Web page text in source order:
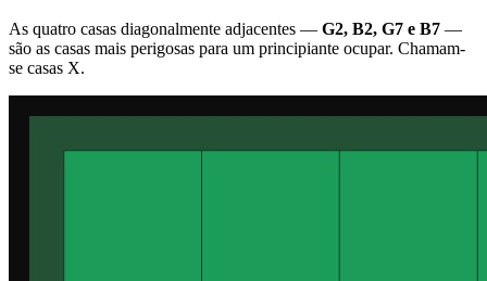
As quatro casas diagonalmente adjacentes — G2, B2, G7 e B7 —
são as casas mais perigosas para um principiante ocupar. Chamam-
se casas X.